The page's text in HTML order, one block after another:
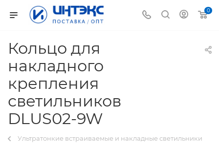
0
Кольцо для
накладного
крепления
светильников
DLUS02-9W
Ультратонкие встраиваемые и накладные светильники